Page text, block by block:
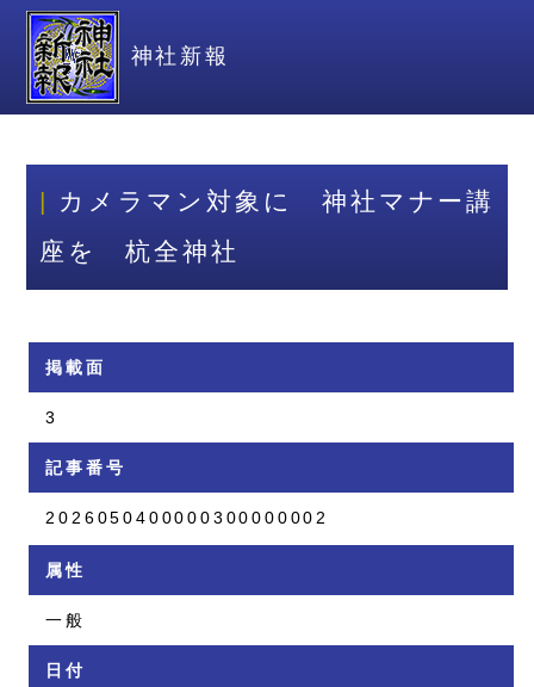
神社新報
カメラマン対象に 神社マナー講
座を 杭全神社
掲載面
3
記事番号
2026050400000300000002
属性
一般
日付